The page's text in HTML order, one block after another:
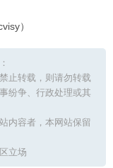
）
止转载，则请勿转载
纷争、行政处理或其
内容者，本网站保留
立场